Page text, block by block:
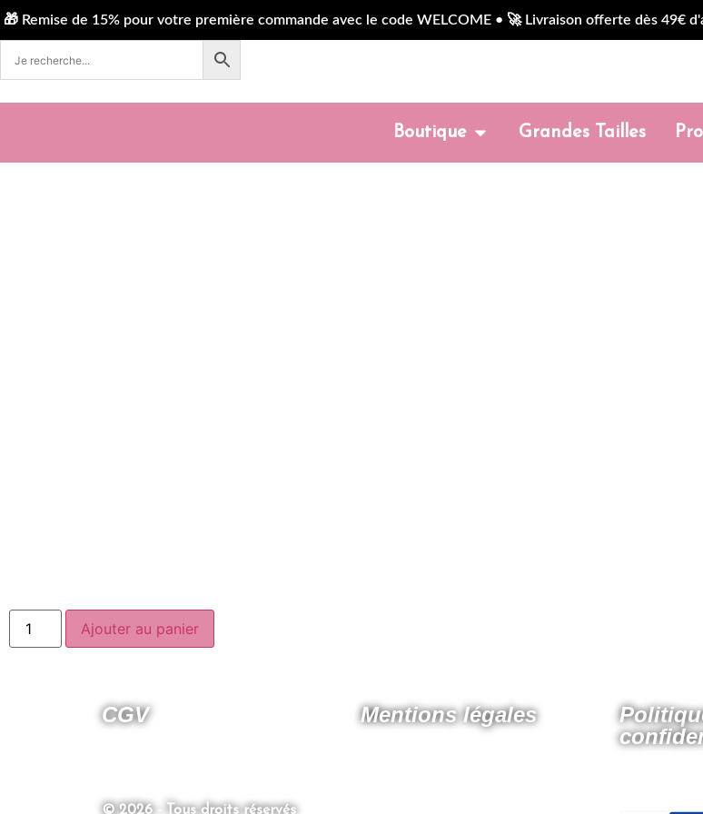
de 15% pour votre première commande avec le code WELCOME • 🚀 Livraison offerte dès 49€
Boutique Grandes Tailles
Ajouter au panier
CGV Mentions légales
© 2026 - Tous droits réservés